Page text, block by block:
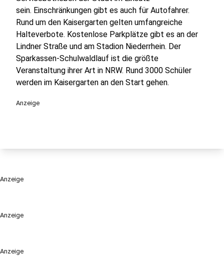
Anzeige
Anzeige
sein. Einschränkungen gibt es auch für Autofahrer.
Rund um den Kaisergarten gelten umfangreiche
Halteverbote. Kostenlose Parkplätze gibt es an der
Lindner Straße und am Stadion Niederrhein. Der
Sparkassen-Schulwaldlauf ist die größte
Veranstaltung ihrer Art in NRW. Rund 3000 Schüler
werden im Kaisergarten an den Start gehen.
Anzeige
Anzeige